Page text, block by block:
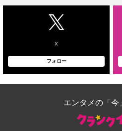
X
フォロー
エンタメの「今